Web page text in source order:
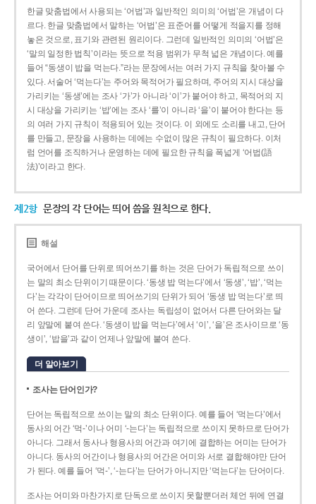
한글 맞춤법에서 사용되는 ‘어법’과 일반적인 의미의 ‘어법’은 개념이 다
르다. 한글 맞춤법에서 말하는 ‘어법’은 표준어를 어떻게 적을지를 정해
놓은 것으로, 표기와 관련된 원리이다. 그런데 일반적인 의미의 ‘어법’은
‘말의 일정한 법칙’이라는 뜻으로 적용 범위가 무척 넓은 개념이다. 예를
들어 “동생이 밥을 먹는다.”라는 문장에서는 여러 가지 규칙을 찾아볼 수
있다. 서술어 ‘먹는다’는 주어와 목적어가 필요하며, 주어의 지시 대상을
가리키는 ‘동생’에는 조사 ‘가’가 아니라 ‘이’가 붙어야 하고, 목적어의 지
시 대상을 가리키는 ‘밥’에는 조사 ‘를’이 아니라 ‘을’이 붙어야 한다는 등
의 여러 가지 규칙이 적용되어 있는 것이다. 이 외에도 소리를 내고, 단어
를 만들고, 문장을 사용하는 데에는 수없이 많은 규칙이 필요하다. 이처
럼 언어를 조직하거나 운영하는 데에 필요한 규칙을 폭넓게 ‘어법(語
法)’이라고 한다.
제2항 문장의 각 단어는 띄어 씀을 원칙으로 한다.
해설
국어에서 단어를 단위로 띄어쓰기를 하는 것은 단어가 독립적으로 쓰이
는 말의 최소 단위이기 때문이다. ‘동생 밥 먹는다’에서 ‘동생’, ‘밥’, ‘먹는
다’는 각각이 단어이므로 띄어쓰기의 단위가 되어 ‘동생 밥 먹는다’로 띄
어 쓴다. 그런데 단어 가운데 조사는 독립성이 없어서 다른 단어와는 달
리 앞말에 붙여 쓴다. ‘동생이 밥을 먹는다’에서 ‘이’, ‘을’은 조사이므로 ‘동
생이’, ‘밥을’과 같이 언제나 앞말에 붙여 쓴다.
더 알아보기
조사는 단어인가?
단어는 독립적으로 쓰이는 말의 최소 단위이다. 예를 들어 ‘먹는다’에서
동사의 어간 ‘먹-­’이나 어미 ‘­-는다’는 독립적으로 쓰이지 못하므로 단어가
아니다. 그래서 동사나 형용사의 어간과 여기에 결합하는 어미는 단어가
아니다. 동사의 어간이나 형용사의 어간은 어미와 서로 결합해야만 단어
가 된다. 예를 들어 ‘먹-’, ‘-는다’는 단어가 아니지만 ‘먹는다’는 단어이다.
조사는 어미와 마찬가지로 단독으로 쓰이지 못할뿐더러 체언 뒤에 연결